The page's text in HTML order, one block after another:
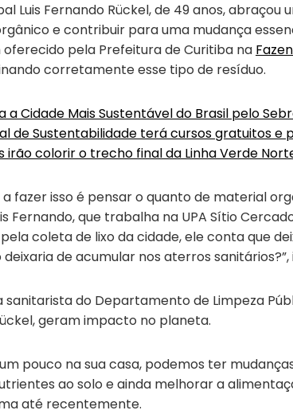
Luis Fernando Rückel, de 49 anos,
e contribuir para uma mudança
pela Prefeitura de Curitiba na
corretamente esse tipo de resíduo.
a Cidade Mais Sustentável do Brasil pelo
de Sustentabilidade terá cursos gratuitos
irão colorir o trecho final da Linha Verde
a fazer isso é pensar o quanto de material
Fernando, que trabalha na UPA Sítio
coleta de lixo da cidade, ele conta que
de acumular nos aterros sanitários?”,
sanitarista do Departamento de Limpeza
geram impacto no planeta.
pouco na sua casa, podemos ter
ao solo e ainda melhorar a
até recentemente.